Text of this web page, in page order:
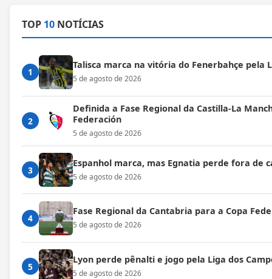
TOP 10 NOTÍCIAS
1
Talisca marca na vitória do Fenerbahçe pela
5 de agosto de 2026
2
Definida a Fase Regional da Castilla-La
Federación
5 de agosto de 2026
3
Espanhol marca, mas Egnatia perde fora de
5 de agosto de 2026
4
Fase Regional da Cantabria para a Copa
5 de agosto de 2026
5
Lyon perde pênalti e jogo pela Liga dos
5 de agosto de 2026